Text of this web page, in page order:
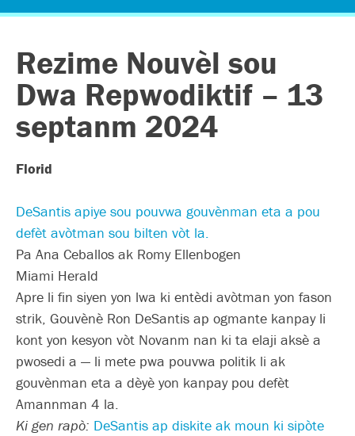
Rezime Nouvèl sou
Dwa Repwodiktif – 13
septanm 2024
Florid
DeSantis apiye sou pouvwa gouvènman eta a pou
defèt avòtman sou bilten vòt la.
Pa Ana Ceballos ak Romy Ellenbogen
Miami Herald
Apre li fin siyen yon lwa ki entèdi avòtman yon fason
strik, Gouvènè Ron DeSantis ap ogmante kanpay li
kont yon kesyon vòt Novanm nan ki ta elaji aksè a
pwosedi a — li mete pwa pouvwa politik li ak
gouvènman eta a dèyè yon kanpay pou defèt
Amannman 4 la.
Ki gen rapò: DeSantis ap diskite ak moun ki sipòte